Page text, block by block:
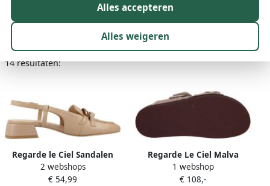
14 resultaten:
Regarde le Ciel Sandalen
met hakken Lola037128
2 webshops
€ 54,99
Regarde Le Ciel Malva
Slipper Beige
1 webshop
€ 108,-
Alles accepteren
Alles weigeren